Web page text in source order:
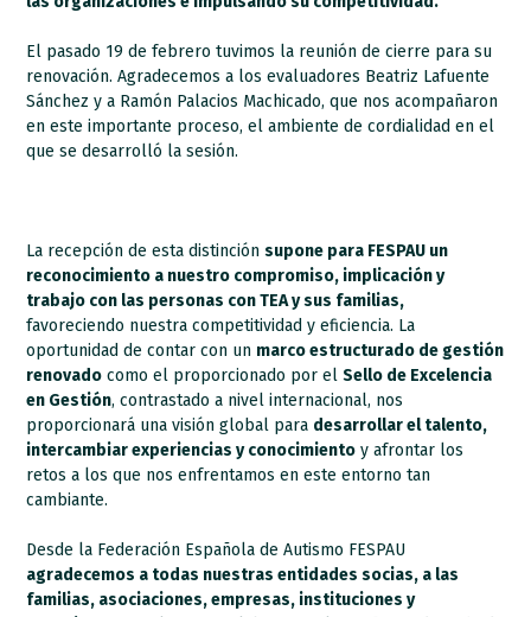
El pasado 19 de febrero tuvimos la reunión de cierre para su
renovación. Agradecemos a los evaluadores Beatriz Lafuente
Sánchez y a Ramón Palacios Machicado, que nos acompañaron
en este importante proceso, el ambiente de cordialidad en el
que se desarrolló la sesión.
La recepción de esta distinciónsupone para FESPAU un
reconocimiento a nuestro compromiso, implicación y
trabajo con las personas con TEA y sus familias,
favoreciendo nuestra competitividad y eficiencia. La
oportunidad de contar con un marco estructurado de gestión
renovado como el proporcionado por elSello de Excelencia
en Gestión, contrastado a nivel internacional, nos
proporcionará una visión global para desarrollar el talento,
intercambiar experiencias y conocimiento y afrontar los
retos a los que nos enfrentamos en este entorno tan
cambiante.
Desde la Federación Española de Autismo FESPAU
agradecemos a todas nuestras entidades socias, a las
familias, asociaciones, empresas, instituciones y